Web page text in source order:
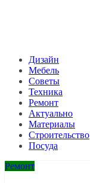
Дизайн
Мебель
Советы
Техника
Ремонт
Актуально
Материалы
Строительство
Посуда
Ремонт